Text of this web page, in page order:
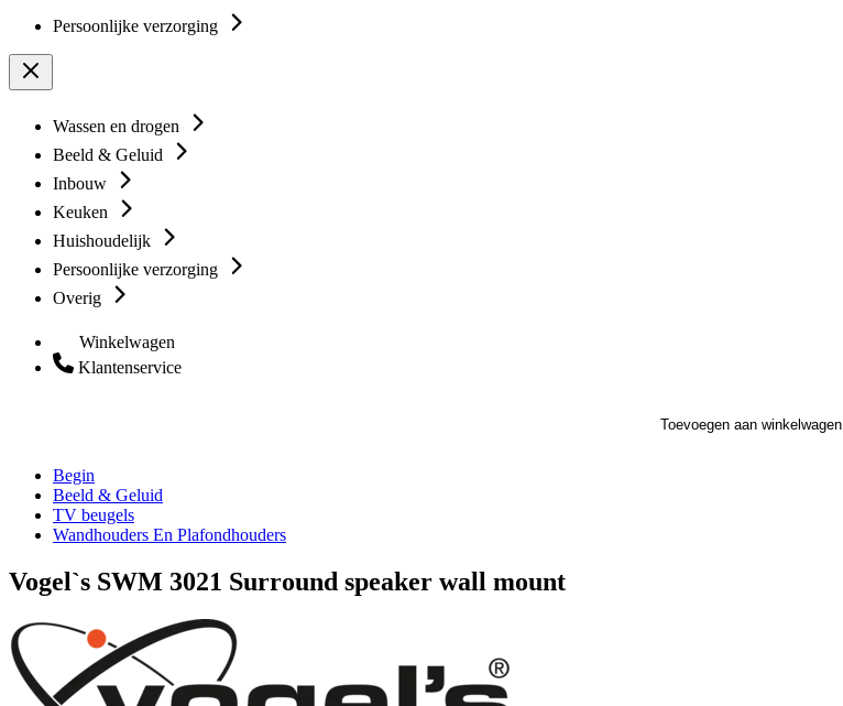
Persoonlijke verzorging
Wassen en drogen
Beeld & Geluid
Inbouw
Keuken
Huishoudelijk
Persoonlijke verzorging
Overig
Winkelwagen
Klantenservice
Toevoegen aan winkelwagen
Begin
Beeld & Geluid
TV beugels
Wandhouders En Plafondhouders
Vogel`s SWM 3021 Surround speaker wall mount